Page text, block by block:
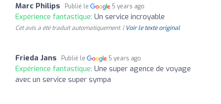
Marc Philips Publié le 5 years ago
Expérience fantastique: Un service incroyable
Cet avis a été traduit automatiquement. | Voir le texte original
Frieda Jans Publié le 5 years ago
Expérience fantastique: Une super agence de voyage
avec un service super sympa